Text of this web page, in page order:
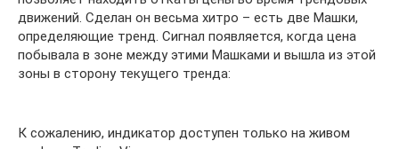
движений. Сделан он весьма хитро – есть две Машки,
определяющие тренд. Сигнал появляется, когда цена
побывала в зоне между этими Машками и вышла из этой
зоны в сторону текущего тренда:
К сожалению, индикатор доступен только на живом